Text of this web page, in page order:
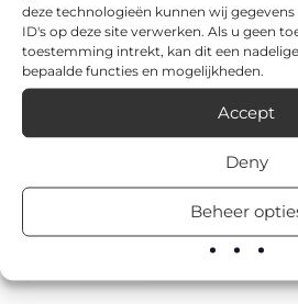
deze technologieën kunnen wij
ID's op deze site verwerken. Als u geen
toestemming intrekt, kan dit een
bepaalde functies en mogelijkheden.
Accept
Deny
Beheer